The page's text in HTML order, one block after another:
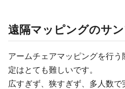
遠隔マッピングのサ
アームチェアマッピングを行
定はとても難しいです。
広すぎず、狭すぎず、多人数